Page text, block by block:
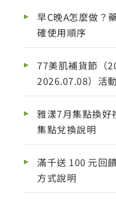
早C晚A怎麼做？
確使用順序
77美肌補貨節（
2026.07.08）活
雅漾7月集點換好
集點兌換說明
滿千送 100 元回
方式說明